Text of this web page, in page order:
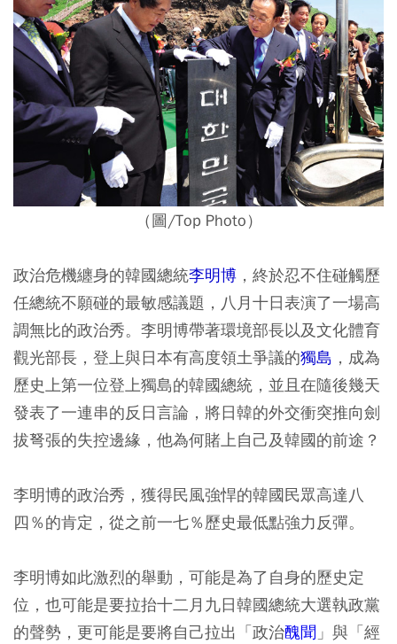
（圖/Top Photo）
政治危機纏身的韓國總統李明博 ，終於忍不住碰觸歷
任總統不願碰的最敏感議題，八月十日表演了一場高
調無比的政治秀。李明博帶著環境部長以及文化體育
觀光部長，登上與日本有高度領土爭議的獨島 ，成為
歷史上第一位登上獨島的韓國總統，並且在隨後幾天
發表了一連串的反日言論，將日韓的外交衝突推向劍
拔弩張的失控邊緣，他為何賭上自己及韓國的前途？
李明博的政治秀，獲得民風強悍的韓國民眾高達八
四％的肯定，從之前一七％歷史最低點強力反彈。
李明博如此激烈的舉動，可能是為了自身的歷史定
位，也可能是要拉抬十二月九日韓國總統大選執政黨
的聲勢，更可能是要將自己拉出「政治醜聞 」與「經